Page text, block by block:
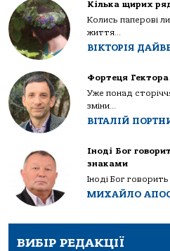
Кілька щирих
Колись паперові
життя...
ВІКТОРІЯ
Фортеця Гектора
Уже понад
зміни...
ВІТАЛІЙ
Іноді Бог
знаками
Іноді Бог
МИХАЙЛО
ВИБІР РЕДАКЦІЇ